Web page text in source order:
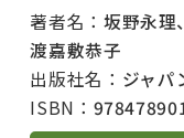
著者名： 坂野永理
渡嘉敷恭子
出版社名： ジャパ
ISBN：